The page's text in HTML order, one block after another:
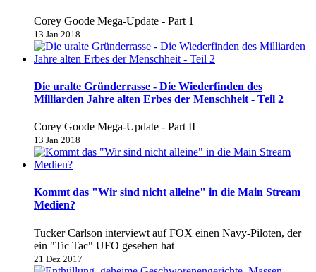
Corey Goode Mega-Update - Part 1
13 Jan 2018
Die uralte Gründerrasse - Die Wiederfinden des
Milliarden Jahre alten Erbes der Menschheit - Teil 2
Corey Goode Mega-Update - Part II
13 Jan 2018
Kommt das "Wir sind nicht alleine" in die Main Stream
Medien?
Tucker Carlson interviewt auf FOX einen Navy-Piloten, der
ein "Tic Tac" UFO gesehen hat
21 Dez 2017